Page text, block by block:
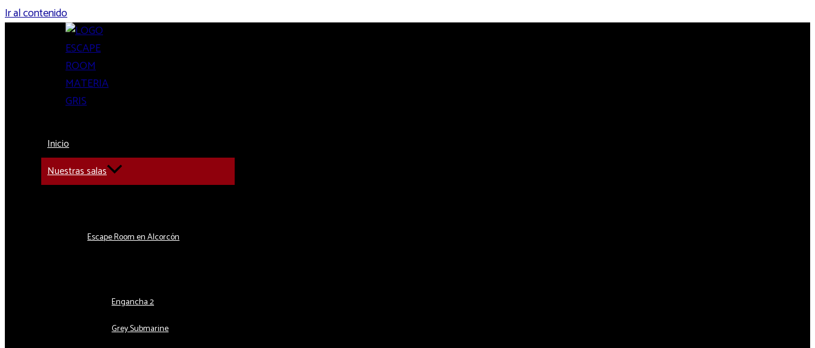
Ir al contenido
Inicio
Nuestras salas
Escape Room en Alcorcón
Engancha 2
Grey Submarine